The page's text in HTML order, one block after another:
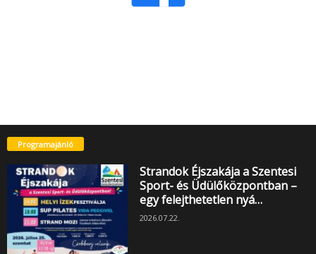
Programajánló
Strandok Éjszakája a Szentesi
Sport- és Üdülőközpontban –
egy felejthetetlen nyá…
2026.07.22.